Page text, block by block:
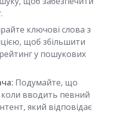
ключові слова з
щоб збільшити
у пошукових
Подумайте, що
вводить певний
який відповідає